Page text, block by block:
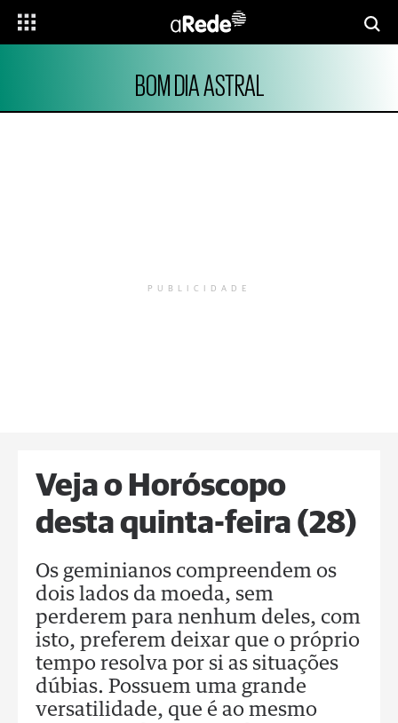
BOM DIA ASTRAL
PUBLICIDADE
Veja o Horóscopo
desta quinta-feira (28)
Os geminianos compreendem os
dois lados da moeda, sem
perderem para nenhum deles, com
isto, preferem deixar que o próprio
tempo resolva por si as situações
dúbias. Possuem uma grande
versatilidade, que é ao mesmo